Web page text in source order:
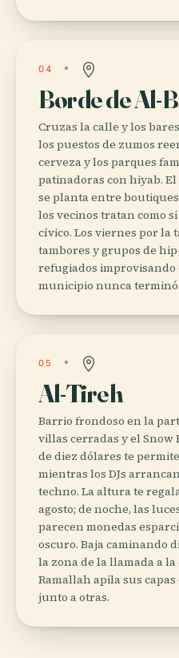
04
Borde de Al-
Cruzas la calle y los
los puestos de zumos
cerveza y los parques
patinadoras con hiyab.
se planta entre
los vecinos tratan como
cívico. Los viernes por la
tambores y grupos de
refugiados
municipio nunca
05
Al-Tireh
Barrio frondoso en la
villas cerradas y el Snow
de diez dólares te
mientras los DJs
techno. La altura te
agosto; de noche, las
parecen monedas
oscuro. Baja caminando
la zona de la llamada a
Ramallah apila sus
junto a otras.